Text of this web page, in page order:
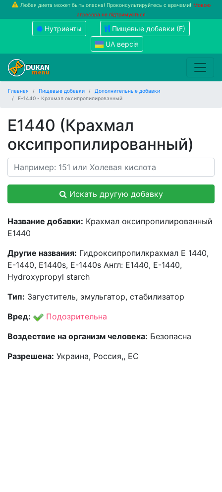
Любая диета может быть опасна! Проконсультируйтесь с врачами! Мовою
агресора не підтримується
Нутриенты
Пищевые добавки (Е)
UA версія
Главная Пищевые добавки
Дополнительные добавки
Е-1440 - Крахмал оксипропилированный
Е1440 (Крахмал
оксипропилированный)
Искать другую добавку
Название добавки: Крахмал оксипропилированный
Е1440
Другие названия: Гидроксипропилкрахмал Е 1440,
Е-1440, Е1440s, Е-1440s Англ: E1440, E-1440,
Hydroxypropyl starch
Тип: Загуститель, эмульгатор, стабилизатор
Вред:
Подозрительна
Воздествие на организм человека: Безопасна
Разрешена: Украина, Россия,, ЕС